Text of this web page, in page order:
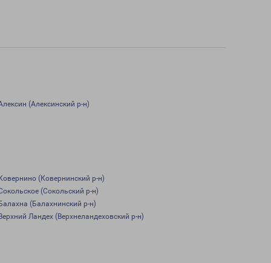
(Алексинский р-н)
(Ковернинский р-н)
(Сокольский р-н)
(Балахнинский р-н)
Ландех (Верхнеландеховский р-н)